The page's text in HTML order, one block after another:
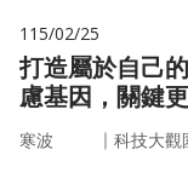
115/02/25
打造屬於自己
慮基因，關鍵
寒波 ｜ 科技大觀